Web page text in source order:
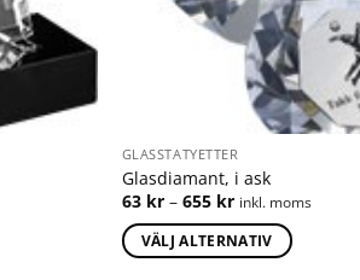
GLASSTATYETTER
Glasdiamant, i ask
63 kr – 655 kr inkl. moms
VÄLJ ALTERNATIV